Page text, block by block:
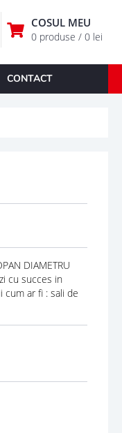
COSUL MEU
0 produse / 0 lei
CONTACT
DIAMETRU
cu succes in
cum ar fi : sali de